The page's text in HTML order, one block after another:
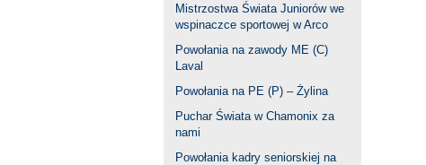
Mistrzostwa Świata Juniorów we
wspinaczce sportowej w Arco
Powołania na zawody ME (C)
Laval
Powołania na PE (P) – Żylina
Puchar Świata w Chamonix za
nami
Powołania kadry seniorskiej na